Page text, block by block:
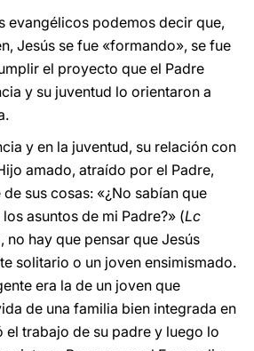
evangélicos podemos decir que,
Jesús se fue «formando», se fue
el proyecto que el Padre
y su juventud lo orientaron a
y en la juventud, su relación con
amado, atraído por el Padre,
sus cosas: «¿No sabían que
asuntos de mi Padre?» (Lc
no hay que pensar que Jesús
solitario o un joven ensimismado.
era la de un joven que
de una familia bien integrada en
el trabajo de su padre y luego lo